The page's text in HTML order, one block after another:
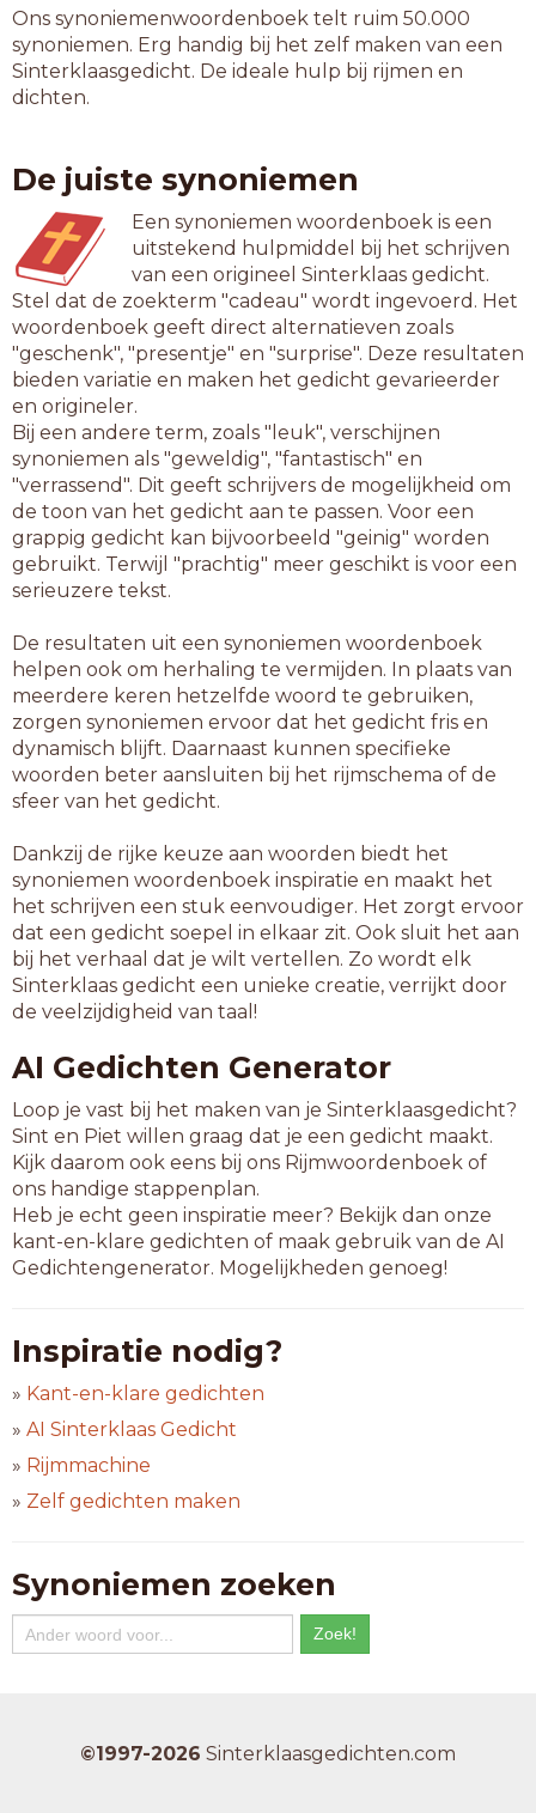
Ons synoniemenwoordenboek telt ruim 50.000
synoniemen. Erg handig bij het zelf maken van een
Sinterklaasgedicht. De ideale hulp bij rijmen en
dichten.
De juiste synoniemen
Een synoniemen woordenboek is een
uitstekend hulpmiddel bij het schrijven
van een origineel Sinterklaas gedicht.
Stel dat de zoekterm "cadeau" wordt ingevoerd. Het
woordenboek geeft direct alternatieven zoals
"geschenk", "presentje" en "surprise". Deze resultaten
bieden variatie en maken het gedicht gevarieerder
en origineler.
Bij een andere term, zoals "leuk", verschijnen
synoniemen als "geweldig", "fantastisch" en
"verrassend". Dit geeft schrijvers de mogelijkheid om
de toon van het gedicht aan te passen. Voor een
grappig gedicht kan bijvoorbeeld "geinig" worden
gebruikt. Terwijl "prachtig" meer geschikt is voor een
serieuzere tekst.
De resultaten uit een synoniemen woordenboek
helpen ook om herhaling te vermijden. In plaats van
meerdere keren hetzelfde woord te gebruiken,
zorgen synoniemen ervoor dat het gedicht fris en
dynamisch blijft. Daarnaast kunnen specifieke
woorden beter aansluiten bij het rijmschema of de
sfeer van het gedicht.
Dankzij de rijke keuze aan woorden biedt het
synoniemen woordenboek inspiratie en maakt het
het schrijven een stuk eenvoudiger. Het zorgt ervoor
dat een gedicht soepel in elkaar zit. Ook sluit het aan
bij het verhaal dat je wilt vertellen. Zo wordt elk
Sinterklaas gedicht een unieke creatie, verrijkt door
de veelzijdigheid van taal!
AI Gedichten Generator
Loop je vast bij het maken van je Sinterklaasgedicht?
Sint en Piet willen graag dat je een gedicht maakt.
Kijk daarom ook eens bij ons Rijmwoordenboek of
ons handige stappenplan.
Heb je echt geen inspiratie meer? Bekijk dan onze
kant-en-klare gedichten of maak gebruik van de AI
Gedichtengenerator. Mogelijkheden genoeg!
Inspiratie nodig?
» Kant-en-klare gedichten
» AI Sinterklaas Gedicht
» Rijmmachine
» Zelf gedichten maken
Synoniemen zoeken
©1997-2026 Sinterklaasgedichten.com